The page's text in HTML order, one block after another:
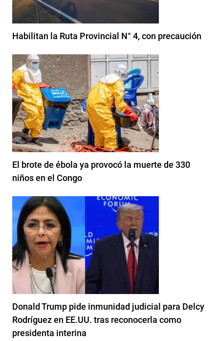
Habilitan la Ruta Provincial N° 4, con precaución
El brote de ébola ya provocó la muerte de 330
niños en el Congo
Donald Trump pide inmunidad judicial para Delcy
Rodríguez en EE.UU. tras reconocerla como
presidenta interina